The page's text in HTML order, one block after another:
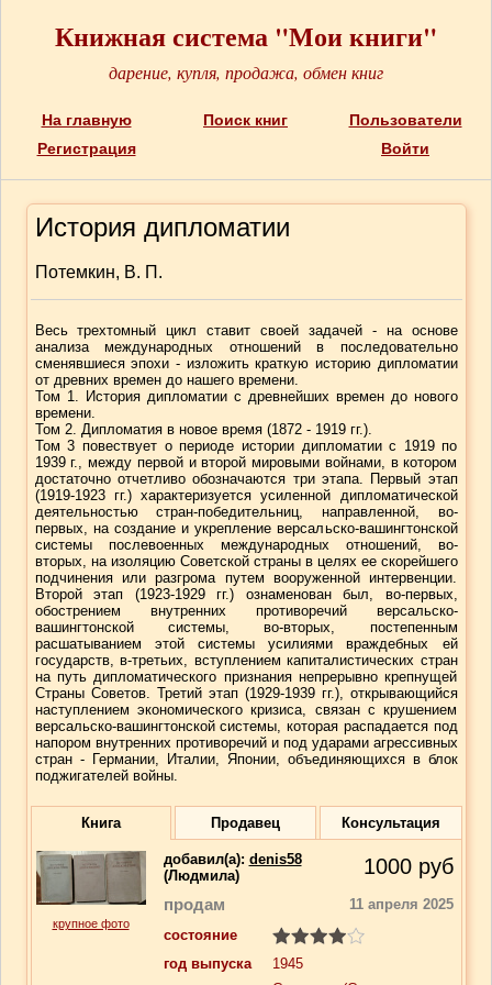
Книжная система "Мои книги"
дарение, купля, продажа, обмен книг
На главную Поиск книг
Пользователи
Регистрация
Войти
История дипломатии
Потемкин, В. П.
Весь трехтомный цикл ставит своей задачей - на основе
анализа международных отношений в последовательно
сменявшиеся эпохи - изложить краткую историю дипломатии
от древних времен до нашего времени.
Том 1. История дипломатии с древнейших времен до нового
времени.
Том 2. Дипломатия в новое время (1872 - 1919 гг.).
Том 3 повествует о периоде истории дипломатии с 1919 по
1939 г., между первой и второй мировыми войнами, в котором
достаточно отчетливо обозначаются три этапа. Первый этап
(1919-1923 гг.) характеризуется усиленной дипломатической
деятельностью стран-победительниц, направленной, во-
первых, на создание и укрепление версальско-вашингтонской
системы послевоенных международных отношений, во-
вторых, на изоляцию Советской страны в целях ее скорейшего
подчинения или разгрома путем вооруженной интервенции.
Второй этап (1923-1929 гг.) ознаменован был, во-первых,
обострением внутренних противоречий версальско-
вашингтонской системы, во-вторых, постепенным
расшатыванием этой системы усилиями враждебных ей
государств, в-третьих, вступлением капиталистических стран
на путь дипломатического признания непрерывно крепнущей
Страны Советов. Третий этап (1929-1939 гг.), открывающийся
наступлением экономического кризиса, связан с крушением
версальско-вашингтонской системы, которая распадается под
напором внутренних противоречий и под ударами агрессивных
стран - Германии, Италии, Японии, объединяющихся в блок
поджигателей войны.
Книга Продавец Консультация
крупное фото
добавил(a): denis58
(Людмила)
1000 руб
продам
11 апреля 2025
состояние
год выпуска
1945